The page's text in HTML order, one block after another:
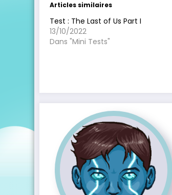
Articles similaires
Test : The Last of Us Part I
13/10/2022
Dans "Mini Tests"